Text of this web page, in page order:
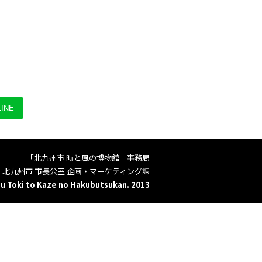
「北九州市 時と風の博物館」事務局
北九州市 市長公室 企画・マーケティング課
Toki to Kaze no Hakubutsukan. 2013